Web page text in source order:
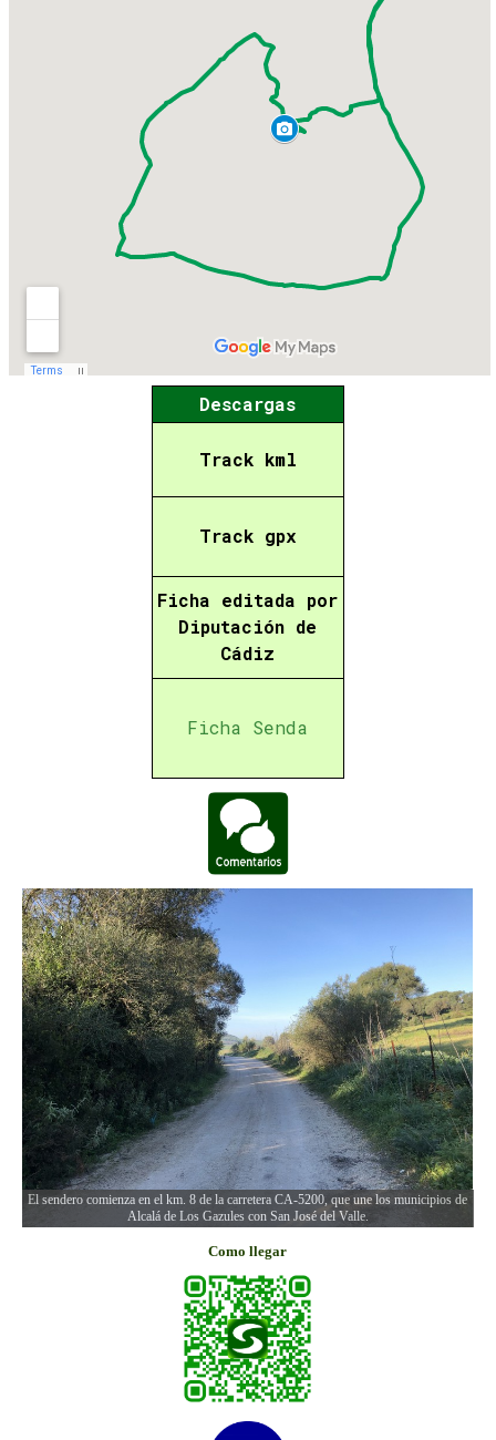
Descargas
Track kml
Track gpx
Ficha editada por
Diputación de
Cádiz
Ficha Senda
El sendero comienza en el km. 8 de la carretera CA-5200, que une los municipios de
Alcalá de Los Gazules con San José del Valle.
Como llegar